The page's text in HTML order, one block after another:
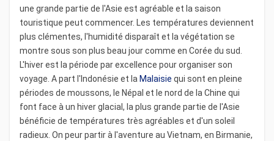
une grande partie de l'Asie est agréable et la saison
touristique peut commencer. Les températures deviennent
plus clémentes, l'humidité disparaît et la végétation se
montre sous son plus beau jour comme en Corée du sud.
L'hiver est la période par excellence pour organiser son
voyage. A part l'Indonésie et la Malaisie qui sont en pleine
périodes de moussons, le Népal et le nord de la Chine qui
font face à un hiver glacial, la plus grande partie de l'Asie
bénéficie de températures très agréables et d'un soleil
radieux. On peur partir à l'aventure au Vietnam, en Birmanie,